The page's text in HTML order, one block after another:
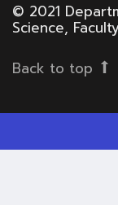
© 2021
Science,
Back to top